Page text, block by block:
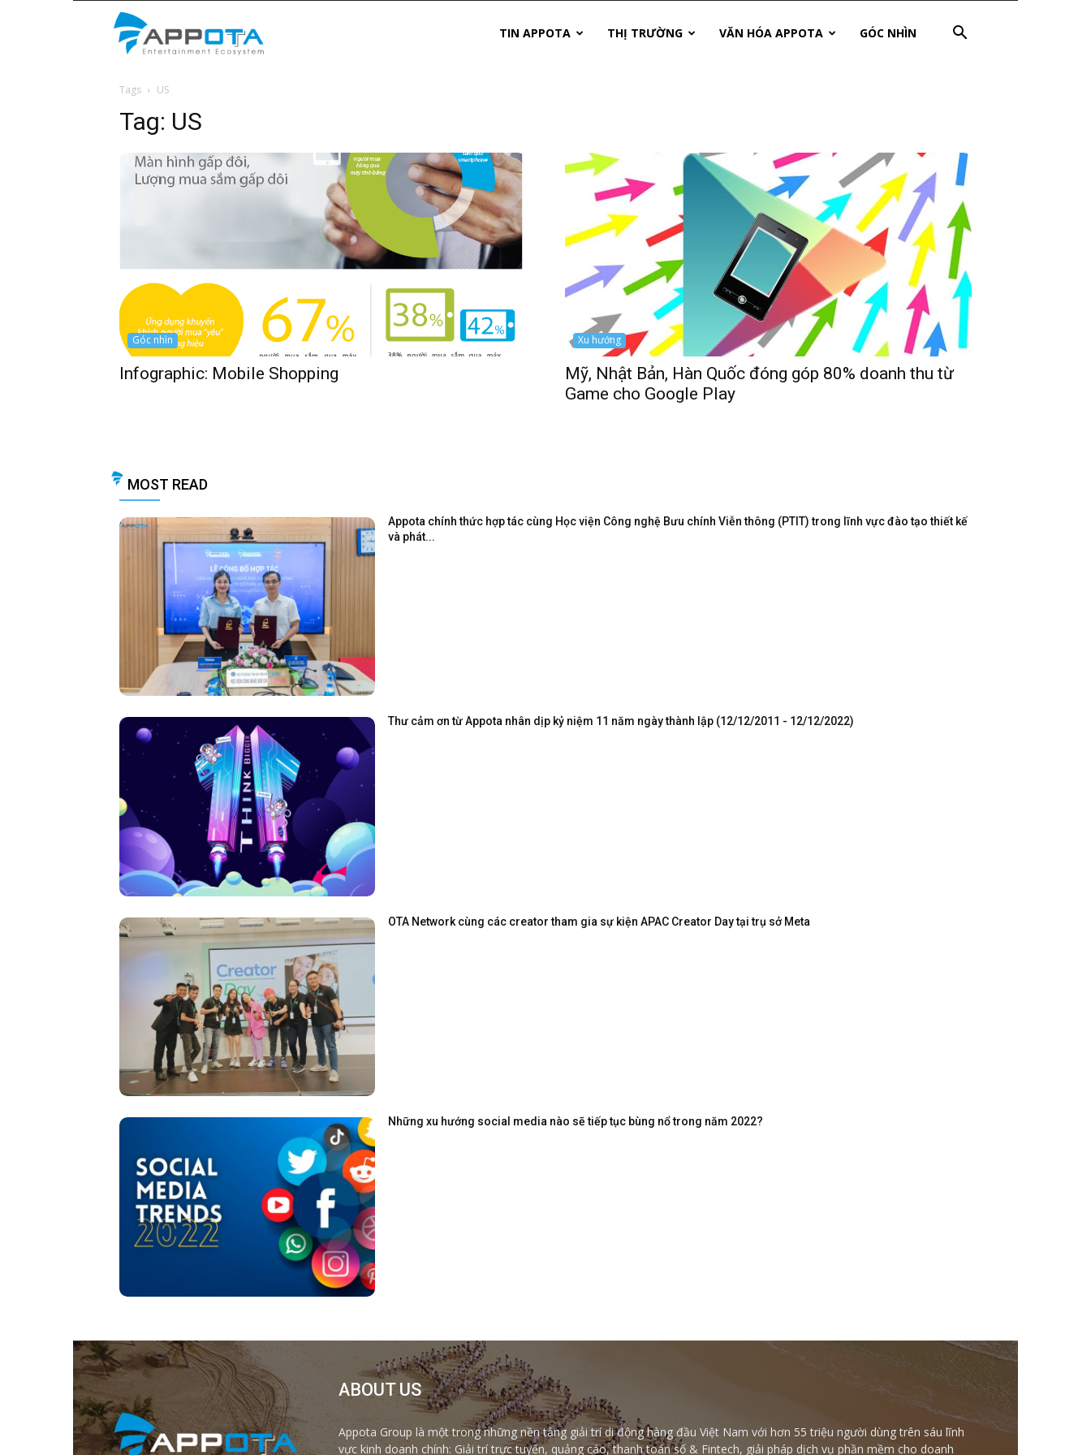
TIN APPOTA THỊ TRƯỜNG VĂN HÓA APPOTA GÓC NHÌN
Tags US
Tag: US
Góc nhìn
Infographic: Mobile Shopping
Xu hướng
Mỹ, Nhật Bản, Hàn Quốc đóng góp 80% doanh thu từ
Game cho Google Play
MOST READ
Appota chính thức hợp tác cùng Học viện Công nghệ Bưu chính Viễn thông (PTIT) trong lĩnh vực đào tạo thiết kế
và phát...
Thư cảm ơn từ Appota nhân dịp kỷ niệm 11 năm ngày thành lập (12/12/2011 - 12/12/2022)
OTA Network cùng các creator tham gia sự kiện APAC Creator Day tại trụ sở Meta
Những xu hướng social media nào sẽ tiếp tục bùng nổ trong năm 2022?
ABOUT US
Appota Group là một trong những nền tảng giải trí di động hàng đầu Việt Nam với hơn 55 triệu người dùng trên sáu lĩnh
vực kinh doanh chính: Giải trí trực tuyến, quảng cáo, thanh toán số & Fintech, giải pháp dịch vụ phần mềm cho doanh